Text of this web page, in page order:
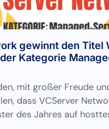
gewinnt den Titel
Kategorie
mit großer Freude
dass VCServer
des Jahres auf